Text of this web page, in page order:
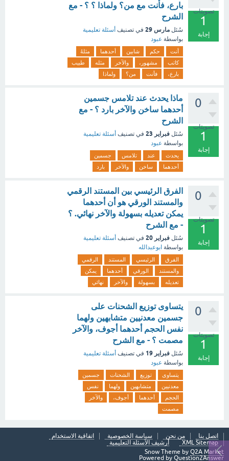
تصويتات
1
إجابة
بارع، فأنت مع من؟ ولماذا ؟ ؟ - مع
الشرح
سُئل مارس 29 في تصنيف أسئلة تعليمية
بواسطة عبود
أنت حكم شابين أحدهما
مثلهُ
كاتب
مشهور، والآخر مثله
طبيب
بارع،
فأنت من؟ ولماذا
0
تصويتات
1
إجابة
ماذا يحدث عند تلامس جسمين
أحدهما ساخن والآخر بارد ؟ - مع
الشرح
سُئل فبراير 23 في تصنيف أسئلة تعليمية
بواسطة عبود
يحدث عند تلامس
جسمين
أحدهما
ساخن والآخر بارد
0
تصويتات
1
إجابة
الفرق الرئيسي بين المستند الرقمي
والمستند الورقي هو أن أحدهما
يمكن تعديله بسهولة والآخر نهائي. ؟
- مع الشرح
سُئل فبراير 20 في تصنيف أسئلة تعليمية
بواسطة ابوعبدالله
الفرق الرئيسي المستند
الرقمي
والمستند
الورقي أحدهما
يمكن
تعديله
بسهولة والآخر نهائي
0
تصويتات
1
إجابة
يتساوى توزيع الشحنات على
جسمين معدنيين متشابهين ولهما
نفس الحجم أحدهما أجوف، والآخر
مصمت ؟ - مع الشرح
سُئل فبراير 19 في تصنيف أسئلة تعليمية
بواسطة عبود
يتساوى توزيع الشحنات
جسمين
معدنيين
متشابهين ولهما
نفس
الحجم
أحدهما أجوف،
والآخر
مصمت
اتصل بنا من نحن سياسة الخصوصية
اتفاقية الاستخدام
XML Sitemap
أرشيف الأسئلة التعليمية
Snow Theme by Q2A Market
Powered by Question2Answer